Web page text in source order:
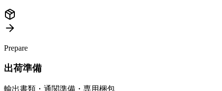
Prepare
出荷準備
輸出書類・通関準備・専用梱包